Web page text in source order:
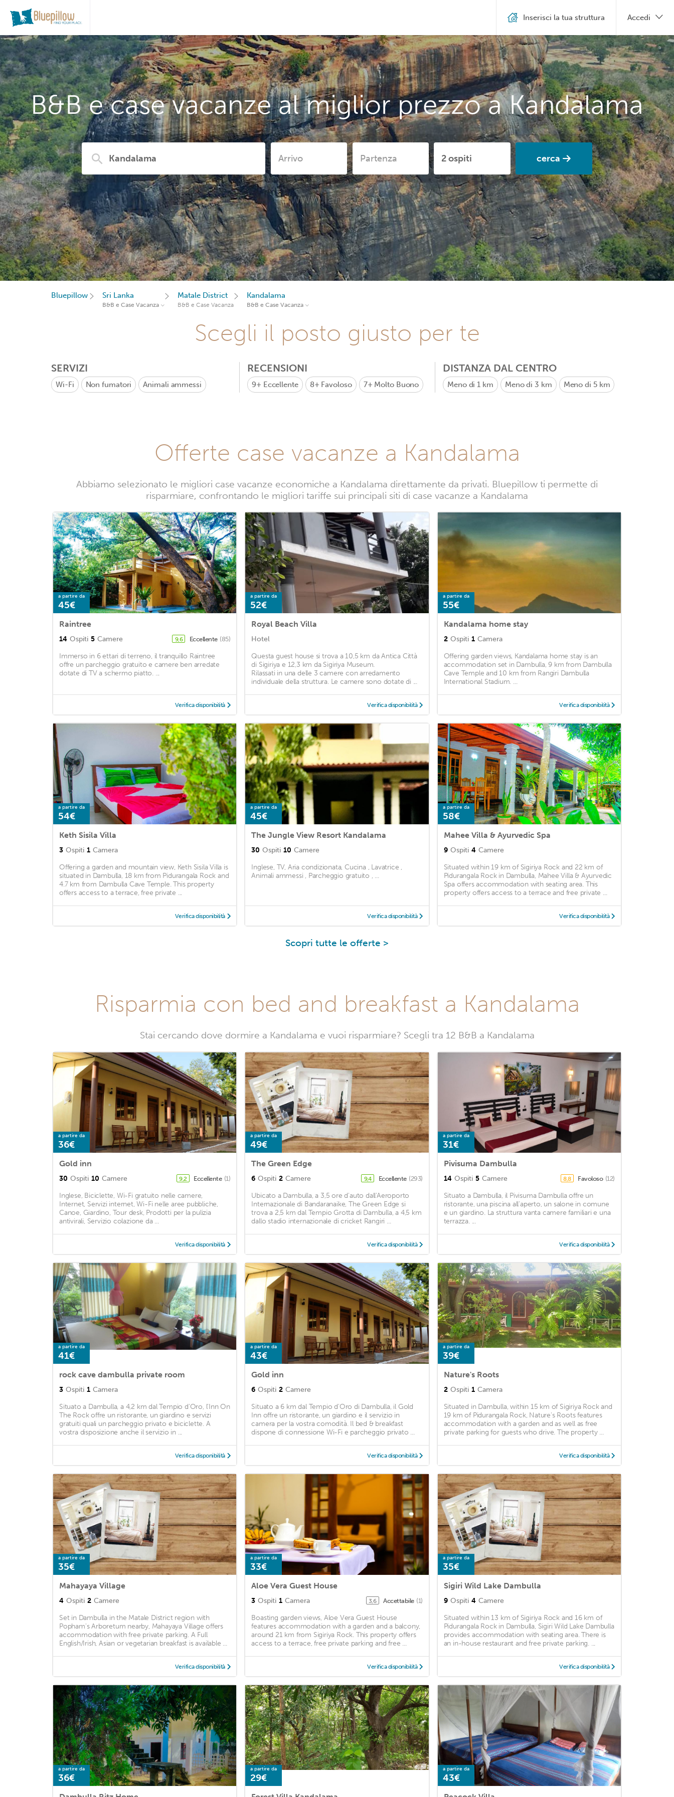
B&B e case vacanze al miglior prezzo a Kandalama
cerca
Inserisci la tua struttura Accedi
Bluepillow Sri Lanka
B&B e Case Vacanza
Matale District
B&B e Case Vacanza
Kandalama
B&B e Case Vacanza
Scegli il posto giusto per te
SERVIZI
Wi-Fi Non fumatori Animali ammessi
RECENSIONI
9+ Eccellente 8+ Favoloso 7+ Molto Buono
DISTANZA DAL CENTRO
Meno di 1 km Meno di 3 km Meno di 5 km
Offerte case vacanze a Kandalama
Abbiamo selezionato le migliori case vacanze economiche a Kandalama direttamente da privati. Bluepillow ti permette di
risparmiare, confrontando le migliori tariffe sui principali siti di case vacanze a Kandalama
a partire da
45€
Raintree
14 Ospiti 5 Camere 9,6 Eccellente (85)
Immerso in 6 ettari di terreno, il tranquillo Raintree
offre un parcheggio gratuito e camere ben arredate
dotate di TV a schermo piatto. ...
Verifica disponibilità
a partire da
52€
Royal Beach Villa
Hotel
Questa guest house si trova a 10,5 km da Antica Città
di Sigiriya e 12,3 km da Sigiriya Museum.
Rilassati in una delle 3 camere con arredamento
individuale della struttura. Le camere sono dotate di ...
Verifica disponibilità
a partire da
55€
Kandalama home stay
2 Ospiti 1 Camera
Offering garden views, Kandalama home stay is an
accommodation set in Dambulla, 9 km from Dambulla
Cave Temple and 10 km from Rangiri Dambulla
International Stadium. ...
Verifica disponibilità
a partire da
54€
Keth Sisila Villa
3 Ospiti 1 Camera
Offering a garden and mountain view, Keth Sisila Villa is
situated in Dambulla, 18 km from Pidurangala Rock and
4.7 km from Dambulla Cave Temple. This property
offers access to a terrace, free private ...
Verifica disponibilità
a partire da
45€
The Jungle View Resort Kandalama
30 Ospiti 10 Camere
Inglese, TV, Aria condizionata, Cucina , Lavatrice ,
Animali ammessi , Parcheggio gratuito , ...
Verifica disponibilità
a partire da
58€
Mahee Villa & Ayurvedic Spa
9 Ospiti 4 Camere
Situated within 19 km of Sigiriya Rock and 22 km of
Pidurangala Rock in Dambulla, Mahee Villa & Ayurvedic
Spa offers accommodation with seating area. This
property offers access to a terrace and free private ...
Verifica disponibilità
Scopri tutte le offerte >
Risparmia con bed and breakfast a Kandalama
Stai cercando dove dormire a Kandalama e vuoi risparmiare? Scegli tra 12 B&B a Kandalama
a partire da
36€
Gold inn
30 Ospiti 10 Camere 9,2 Eccellente (1)
Inglese, Biciclette, Wi-Fi gratuito nelle camere,
Internet, Servizi internet, Wi-Fi nelle aree pubbliche,
Canoe, Giardino, Tour desk, Prodotti per la pulizia
antivirali, Servizio colazione da ...
Verifica disponibilità
a partire da
49€
The Green Edge
6 Ospiti 2 Camere 9,4 Eccellente (293)
Ubicato a Dambulla, a 3,5 ore d'auto dall'Aeroporto
Internazionale di Bandaranaike, The Green Edge si
trova a 2,5 km dal Tempio Grotta di Dambulla, a 4,5 km
dallo stadio internazionale di cricket Rangiri ...
Verifica disponibilità
a partire da
31€
Pivisuma Dambulla
14 Ospiti 5 Camere 8,8 Favoloso (12)
Situato a Dambulla, il Pivisuma Dambulla offre un
ristorante, una piscina all'aperto, un salone in comune
e un giardino. La struttura vanta camere familiari e una
terrazza. ...
Verifica disponibilità
a partire da
41€
rock cave dambulla private room
3 Ospiti 1 Camera
Situato a Dambulla, a 4,2 km dal Tempio d'Oro, l'Inn On
The Rock offre un ristorante, un giardino e servizi
gratuiti quali un parcheggio privato e biciclette. A
vostra disposizione anche il servizio in ...
Verifica disponibilità
a partire da
43€
Gold inn
6 Ospiti 2 Camere
Situato a 6 km dal Tempio d'Oro di Dambulla, il Gold
Inn offre un ristorante, un giardino e il servizio in
camera per la vostra comodità. Il bed & breakfast
dispone di connessione Wi-Fi e parcheggio privato ...
Verifica disponibilità
a partire da
39€
Nature's Roots
2 Ospiti 1 Camera
Situated in Dambulla, within 15 km of Sigiriya Rock and
19 km of Pidurangala Rock, Nature's Roots features
accommodation with a garden and as well as free
private parking for guests who drive. The property ...
Verifica disponibilità
a partire da
35€
Mahayaya Village
4 Ospiti 2 Camere
Set in Dambulla in the Matale District region with
Popham's Arboretum nearby, Mahayaya Village offers
accommodation with free private parking. A Full
English/Irish, Asian or vegetarian breakfast is available ...
Verifica disponibilità
a partire da
33€
Aloe Vera Guest House
3 Ospiti 1 Camera 3,6 Accettabile (1)
Boasting garden views, Aloe Vera Guest House
features accommodation with a garden and a balcony,
around 21 km from Sigiriya Rock. This property offers
access to a terrace, free private parking and free ...
Verifica disponibilità
a partire da
35€
Sigiri Wild Lake Dambulla
9 Ospiti 4 Camere
Situated within 13 km of Sigiriya Rock and 16 km of
Pidurangala Rock in Dambulla, Sigiri Wild Lake Dambulla
provides accommodation with seating area. There is
an in-house restaurant and free private parking. ...
Verifica disponibilità
a partire da
36€
a partire da
29€
a partire da
43€